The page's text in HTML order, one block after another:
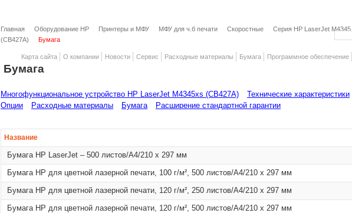
Карта сайта О компании Новости Сервис Расходные материалы Бумага Программное обеспечение
Главная Оборудование HP Принтеры и МФУ МФУ для ч.б печати Скоростные Серия HP LaserJet M4345
(CB427A)
Бумага
Бумага
Многофункциональное устройство HP LaserJet M4345xs (CB427A)
Технические характеристики
Опции
Расходные материалы Бумага Расширение стандартной гарантии
Название
Бумага HP LaserJet – 500 листов/A4/210 x 297 мм
Бумага HP для цветной лазерной печати, 100 г/м², 500 листов/A4/210 x 297 мм
Бумага HP для цветной лазерной печати, 120 г/м², 250 листов/A4/210 x 297 мм
Бумага HP для цветной лазерной печати, 120 г/м², 500 листов/A4/210 x 297 мм